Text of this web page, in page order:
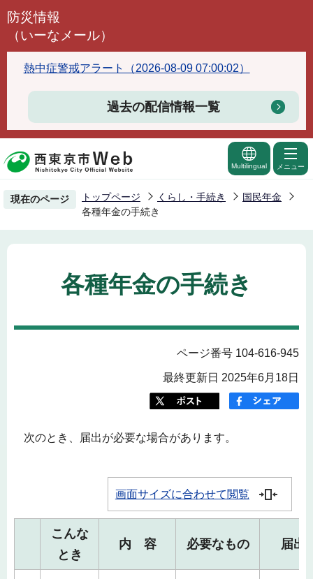
こ
頭
で
防災情報
（いーなメール）
熱中症警戒アラート（2026-08-09 07:00:02）
過去の配信情報一覧
Multilingual メニュー
現在のページ トップページ くらし・手続き
国民年金
各種年金の手続き
各種年金の手続き
ページ番号 104-616-945
最終更新日 2025年6月18日
次のとき、届出が必要な場合があります。
画面サイズに合わせて閲覧
こんな
とき
内 容 必要なもの 届出